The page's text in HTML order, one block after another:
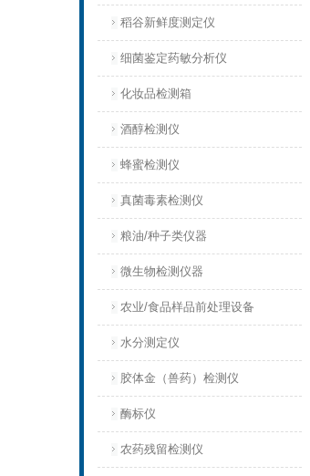
稻谷新鲜度测定仪
细菌鉴定药敏分析仪
化妆品检测箱
酒醇检测仪
蜂蜜检测仪
真菌毒素检测仪
粮油/种子类仪器
微生物检测仪器
农业/食品样品前处理设备
水分测定仪
胶体金（兽药）检测仪
酶标仪
农药残留检测仪